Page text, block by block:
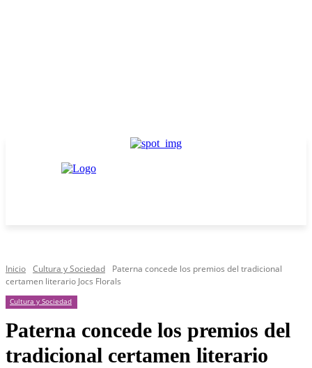
Inicio Cultura y Sociedad
Paterna concede los premios del tradicional
certamen literario Jocs Florals
Cultura y Sociedad
Paterna concede los premios del
tradicional certamen literario